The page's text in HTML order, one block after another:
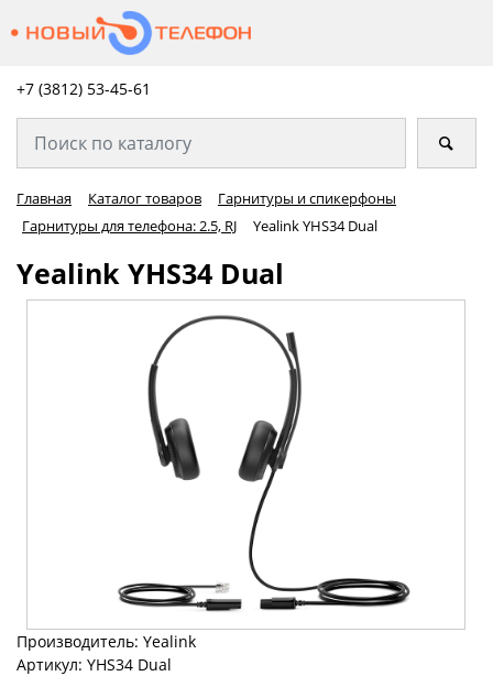
+7 (3812) 53-45-61
Главная Каталог товаров
Гарнитуры и спикерфоны
Гарнитуры для телефона: 2.5, RJ
Yealink YHS34 Dual
Yealink YHS34 Dual
Производитель: Yealink
Артикул: YHS34 Dual